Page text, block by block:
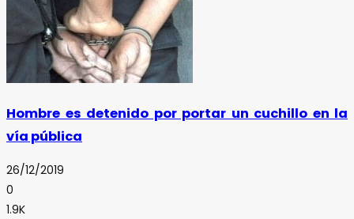
Hombre es detenido por portar un cuchillo en la
vía pública
26/12/2019
0
1.9K